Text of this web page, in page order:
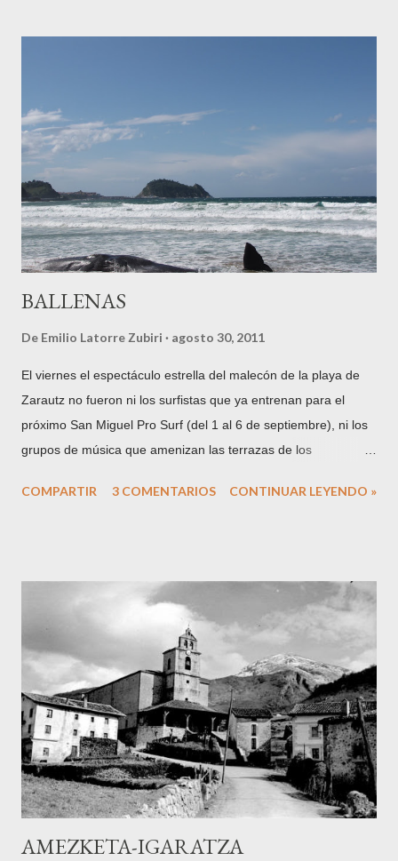
descriptivo de los pueblos, valles, partidos, alcaldías y uniones
de Guipúzcoa, con un apéndice de las Cartas pueblas y otros
documentos importantes" , impresa en la Imprenta de Pedro
Gurruchaga en Tolosa en 1862, nos dice lo siguiente: "Esta
circunstancia debió influir igualmente en el ...
BALLENAS
De Emilio Latorre Zubiri agosto 30, 2011
El viernes el espectáculo estrella del malecón de la playa de
Zarautz no fueron ni los surfistas que ya entrenan para el
próximo San Miguel Pro Surf (del 1 al 6 de septiembre), ni los
grupos de música que amenizan las terrazas de los
agosto. En esta ocasión, la gran atracción la constituyó el
con el cetáceo que vino a morir junto a la arena. Según
cuentan las crónicas (no soy ningún especialista ni mucho
menos en biología marina), se trataba de un ejemplar joven de
cachalote. El nombre genérico ballena engloba a los cetáceos
de gran tamaño y se subdivide en Odontocetos (ballenas con
dientes) y Misticetos (ballenas con barbas) Dentro del primer
grupo se encuentra el cachalote ( Physeter catodon ). En
cuanto al ejemplar que nos ocupa, medía unos...
COMPARTIR 3 COMENTARIOS CONTINUAR LEYENDO »
AMEZKETA-IGARATZA